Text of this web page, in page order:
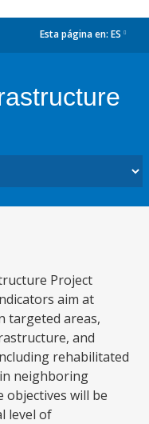
Esta página en: ES
Project
aim at
targeted areas,
and
rehabilitated
neighboring
objectives will be
level of